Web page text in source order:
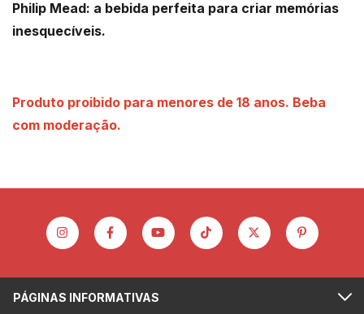
Philip Mead: a bebida perfeita para criar memórias
inesquecíveis.
Produto proibido para menores de 18 anos. Beba
com moderação.
PÁGINAS INFORMATIVAS